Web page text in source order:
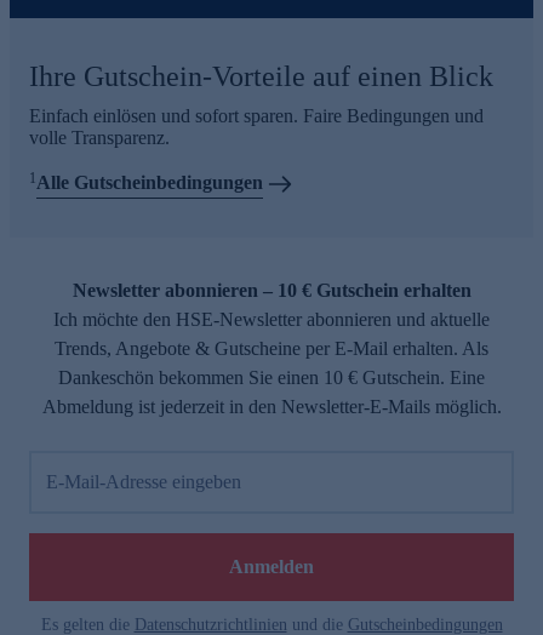
Ihre Gutschein-Vorteile auf einen Blick
Einfach einlösen und sofort sparen. Faire Bedingungen und
volle Transparenz.
1Alle Gutscheinbedingungen
Newsletter abonnieren – 10 € Gutschein erhalten
Ich möchte den HSE-Newsletter abonnieren und aktuelle
Trends, Angebote & Gutscheine per E-Mail erhalten. Als
Dankeschön bekommen Sie einen 10 € Gutschein. Eine
Abmeldung ist jederzeit in den Newsletter-E-Mails möglich.
E-Mail-Adresse eingeben
Anmelden
Es gelten die Datenschutzrichtlinien und die Gutscheinbedingungen